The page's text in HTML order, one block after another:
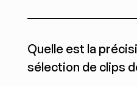
Quelle est la
sélection de clips